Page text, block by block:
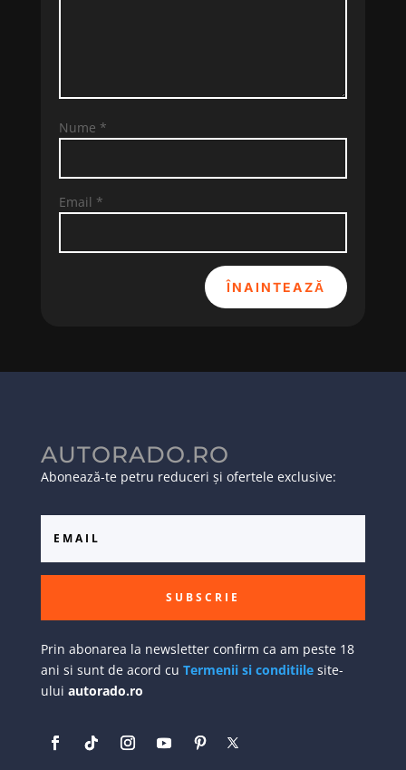
Nume *
Email *
ÎNAINTEAZĂ
AUTORADO.RO
Abonează-te petru reduceri și ofertele exclusive:
SUBSCRIE
Prin abonarea la newsletter confirm ca am peste 18
ani si sunt de acord cu Termenii si conditiilesite-
ului autorado.ro